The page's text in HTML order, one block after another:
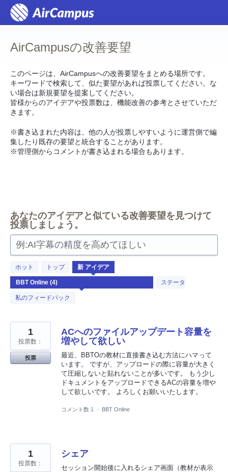
コ
ン
テ
へ
プ
AirCampusの改善要望
このページは、AirCampusへの改善要望をまとめる場所です。
キーワードで検索して、似た要望があれば投票してください。な
い場合は新規要望を提案してください。
皆様からのアイデアや投票数は、機能改善の参考とさせていただ
きます。
※書き込まれた内容は、他の人が投票しやすいように運営側で編
集したり既存の要望と統合することがあります。
※管理側からコメントが書き込まれる場合もあります。
あなたのアイデアと似ている改善要望を見つけて
投票しましょう。
例:AI字幕の精度を高めてほしい
ホット トップ 新 アイデア
ステータス
私のフィードバック
見
つ
か
た
ACへのファイルアップデート容量を
増やして欲しい
最近、BBTOの教材に直接書き込む方法にハマって
います。 ですが、アップロードの際に容量が大きく
て圧縮しないと貼れないことが多いです。 もう少し
ドキュメントをアップロードできるACの容量を増や
して欲しいです。 よろしくお願いいたします。
1
投票数：
投票
コメント数 1 · BBT Online
シェア
セッション開始後に入れるシェア画面（教材が表示
1
投票数：